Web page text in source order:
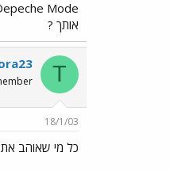
אותך ?
T
18/1/03
כל מי שאוהב